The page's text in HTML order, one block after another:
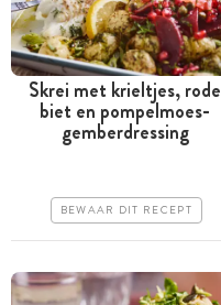
Tussen 30 minuten en 1
Skrei met krieltjes, rode
biet en pompelmoes-
gemberdressing
BEWAAR DIT RECEPT